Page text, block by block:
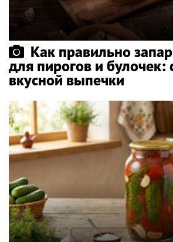
Как правильно
для пирогов и булочек:
вкусной выпечки